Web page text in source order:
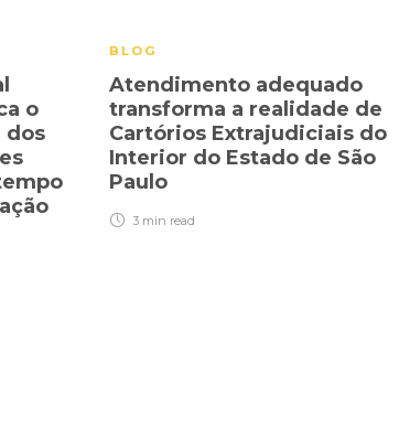
o
dos
BLOG
Atendimento adequado
transforma a realidade de
Cartórios Extrajudiciais do
Interior do Estado de São
Paulo
3 min read